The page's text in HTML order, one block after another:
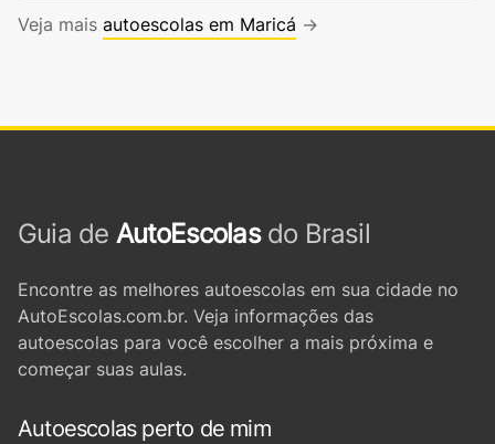
Veja mais autoescolas em Maricá →
Guia de AutoEscolasdo Brasil
Encontre as melhores autoescolas em sua cidade no
AutoEscolas.com.br. Veja informações das
autoescolas para você escolher a mais próxima e
começar suas aulas.
Autoescolas perto de mim